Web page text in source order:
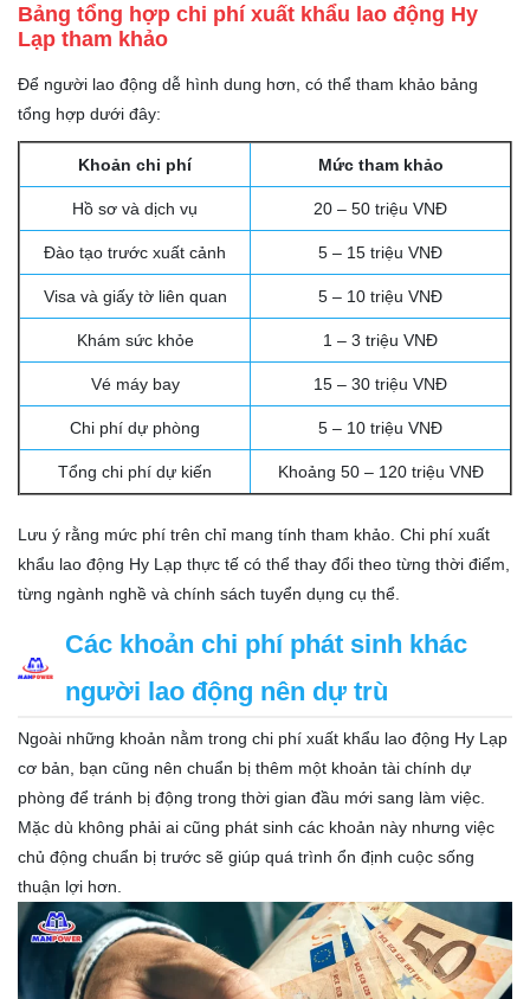
Bảng tổng hợp chi phí xuất khẩu lao động Hy
Lạp tham khảo
Để người lao động dễ hình dung hơn, có thể tham khảo bảng
tổng hợp dưới đây:
Khoản chi phí Mức tham khảo
Hồ sơ và dịch vụ 20 – 50 triệu VNĐ
Đào tạo trước xuất cảnh 5 – 15 triệu VNĐ
Visa và giấy tờ liên quan 5 – 10 triệu VNĐ
Khám sức khỏe 1 – 3 triệu VNĐ
Vé máy bay 15 – 30 triệu VNĐ
Chi phí dự phòng 5 – 10 triệu VNĐ
Tổng chi phí dự kiến Khoảng 50 – 120 triệu VNĐ
Lưu ý rằng mức phí trên chỉ mang tính tham khảo. Chi phí xuất
khẩu lao động Hy Lạp thực tế có thể thay đổi theo từng thời điểm,
từng ngành nghề và chính sách tuyển dụng cụ thể.
Các khoản chi phí phát sinh khác
người lao động nên dự trù
Ngoài những khoản nằm trong chi phí xuất khẩu lao động Hy Lạp
cơ bản, bạn cũng nên chuẩn bị thêm một khoản tài chính dự
phòng để tránh bị động trong thời gian đầu mới sang làm việc.
Mặc dù không phải ai cũng phát sinh các khoản này nhưng việc
chủ động chuẩn bị trước sẽ giúp quá trình ổn định cuộc sống
thuận lợi hơn.